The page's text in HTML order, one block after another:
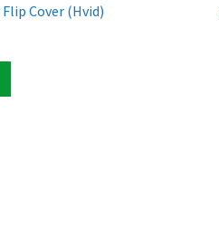
Cover (Hvid)